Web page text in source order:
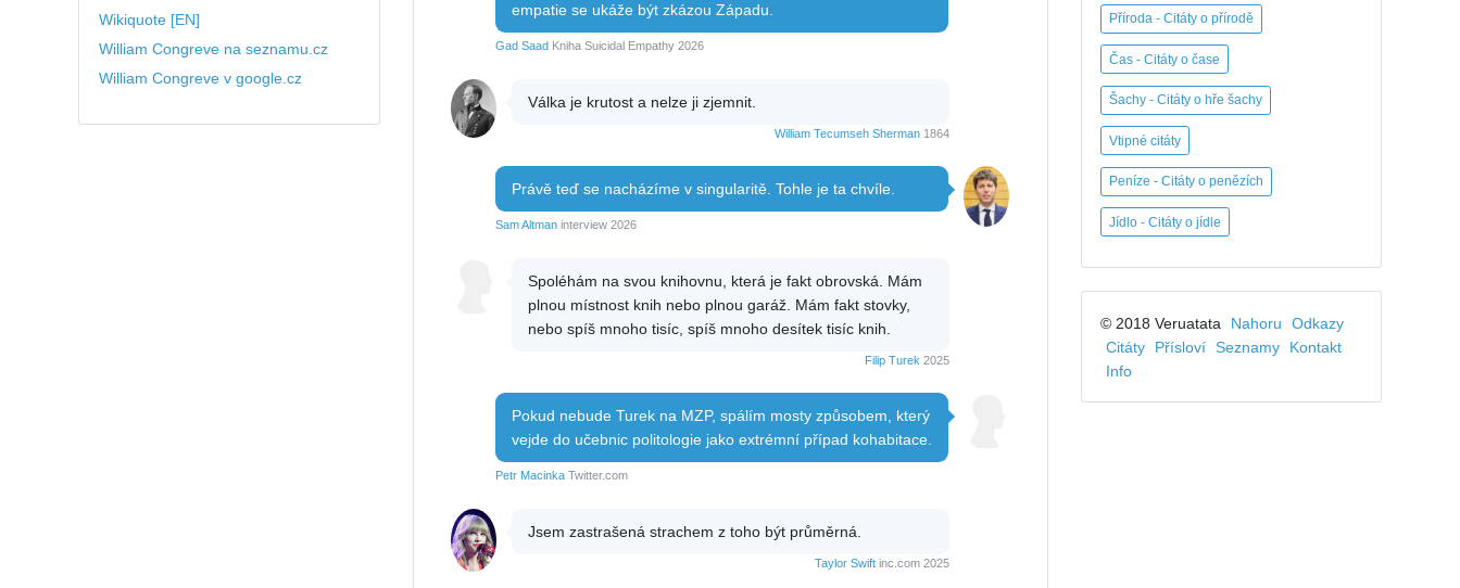
Wikiquote [EN]
William Congreve na seznamu.cz
William Congreve v google.cz
empatie se ukáže být zkázou Západu.
Gad SaadKniha Suicidal Empathy 2026
Válka je krutost a nelze ji zjemnit.
William Tecumseh Sherman1864
Právě teď se nacházíme v singularitě. Tohle je ta chvíle.
Sam Altmaninterview 2026
Spoléhám na svou knihovnu, která je fakt obrovská. Mám
plnou místnost knih nebo plnou garáž. Mám fakt stovky,
nebo spíš mnoho tisíc, spíš mnoho desítek tisíc knih.
Filip Turek 2025
Pokud nebude Turek na MZP, spálím mosty způsobem, který
vejde do učebnic politologie jako extrémní případ kohabitace.
Petr MacinkaTwitter.com
Jsem zastrašená strachem z toho být průměrná.
Taylor Swiftinc.com 2025
Příroda - Citáty o přírodě
Čas - Citáty o čase
Šachy - Citáty o hře šachy
Vtipné citáty
Peníze - Citáty o penězích
Jídlo - Citáty o jídle
© 2018 Veruatata Nahoru
Odkazy
Citáty
Přísloví Seznamy
Kontakt
Info